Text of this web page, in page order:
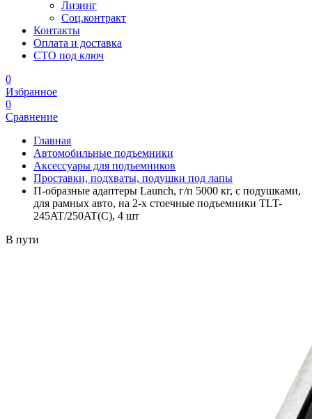
Лизинг
Соц.контракт
Контакты
Оплата и доставка
СТО под ключ
0
Избранное
0
Сравнение
Главная
Автомобильные подъемники
Аксессуары для подъемников
Проставки, подхваты, подушки под лапы
П-образные адаптеры Launch, г/п 5000 кг, с подушками,
для рамных авто, на 2-х стоечные подъемники TLT-
245AT/250AT(C), 4 шт
В пути